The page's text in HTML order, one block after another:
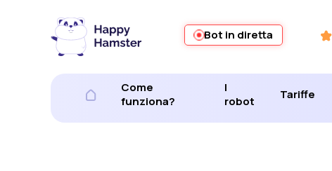
Come
funziona?
I
robot
Tariffe
Bot in diretta